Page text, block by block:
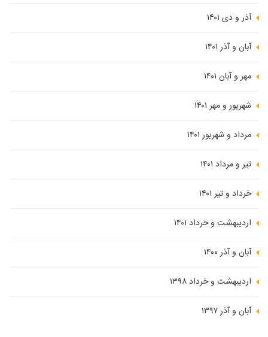
آذر و دی ۱۴۰۱
آبان و آذر ۱۴۰۱
مهر و آبان ۱۴۰۱
شهریور و مهر ۱۴۰۱
مرداد و شهریور ۱۴۰۱
تیر و مرداد ۱۴۰۱
خرداد و تیر ۱۴۰۱
اردیبهشت و خرداد ۱۴۰۱
آبان و آذر ۱۴۰۰
اردیبهشت و خرداد ۱۳۹۸
آبان و آذر ۱۳۹۷